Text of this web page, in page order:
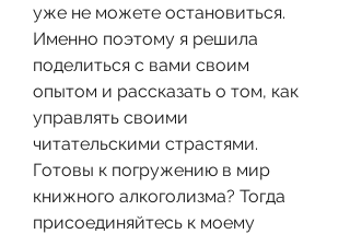
уже не можете остановиться.
Именно поэтому я решила
поделиться с вами своим
опытом и рассказать о том, как
управлять своими
читательскими страстями.
Готовы к погружению в мир
книжного алкоголизма? Тогда
присоединяйтесь к моему